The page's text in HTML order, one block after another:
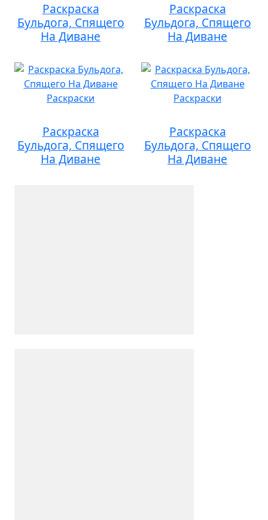
Раскраска
Бульдога, Спящего
На Диване
Раскраска
Бульдога, Спящего
На Диване
Раскраска
Бульдога, Спящего
На Диване
Раскраска
Бульдога, Спящего
На Диване